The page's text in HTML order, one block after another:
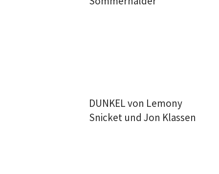
DUNKEL von Lemony
Snicket und Jon Klassen